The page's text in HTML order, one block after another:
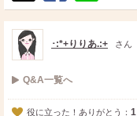
ポ
ス
ト
シ
ェ
送
る
･:*+りりあ.:+ さん
Q&A一覧へ
役に立った！ありがとう： 1